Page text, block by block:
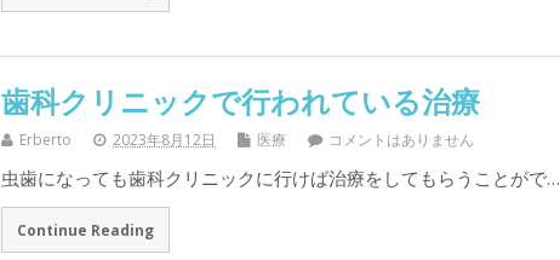
歯科クリニックで行われている治療
Erberto 2023年8月12日 医療 コメントはありません
虫歯になっても歯科クリニックに行けば治療をしてもらうことがで…
Continue Reading